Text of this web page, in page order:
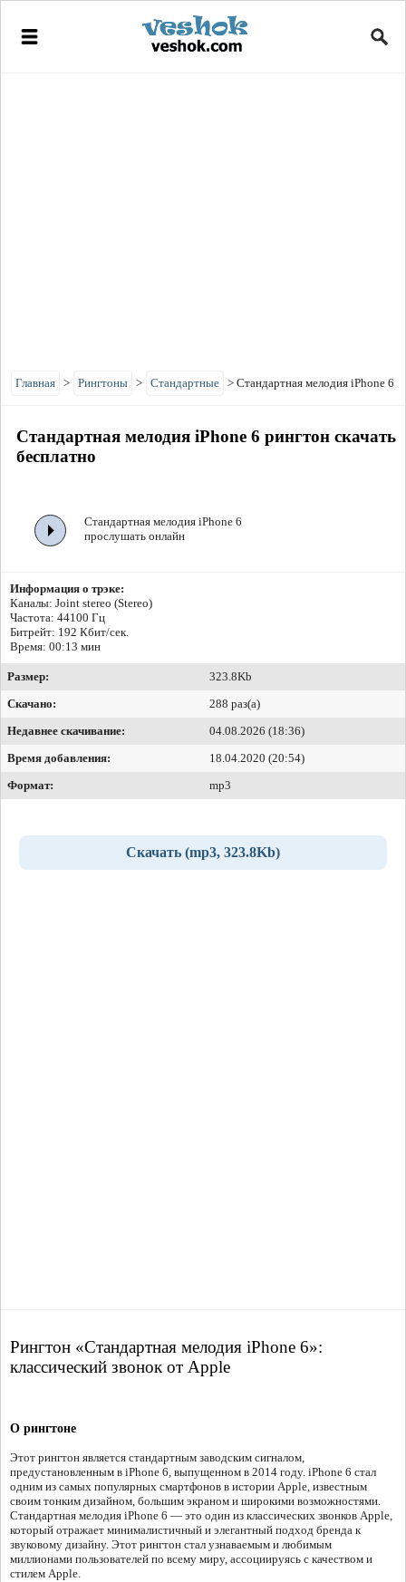
Главная > Рингтоны > Стандартные > Стандартная мелодия iPhone 6
Стандартная мелодия iPhone 6 рингтон скачать
бесплатно
Стандартная мелодия iPhone 6
прослушать онлайн
Информация о трэке:
Каналы: Joint stereo (Stereo)
Частота: 44100 Гц
Битрейт: 192 Кбит/сек.
Время: 00:13 мин
Размер:
323.8Kb
Скачано:
288 раз(а)
Недавнее скачивание:
04.08.2026 (18:36)
Время добавления:
18.04.2020 (20:54)
Формат:
mp3
Скачать (mp3, 323.8Kb)
Рингтон «Стандартная мелодия iPhone 6»:
классический звонок от Apple
О рингтоне
Этот рингтон является стандартным заводским сигналом,
предустановленным в iPhone 6, выпущенном в 2014 году. iPhone 6 стал
одним из самых популярных смартфонов в истории Apple, известным
своим тонким дизайном, большим экраном и широкими возможностями.
Стандартная мелодия iPhone 6 — это один из классических звонков Apple,
который отражает минималистичный и элегантный подход бренда к
звуковому дизайну. Этот рингтон стал узнаваемым и любимым
миллионами пользователей по всему миру, ассоциируясь с качеством и
стилем Apple.